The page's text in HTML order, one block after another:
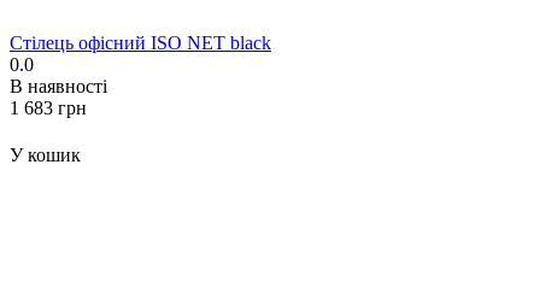
Стілець офісний ISO NET black
0.0
В наявності
‍1 683‍ грн
У кошик